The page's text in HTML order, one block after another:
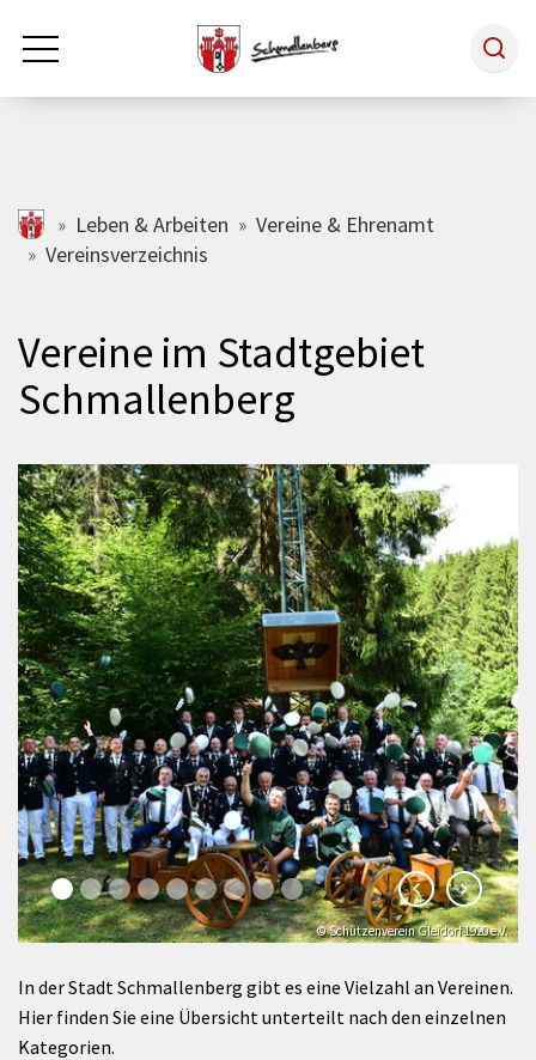
Zum Hauptinhalt springen
Rathaus & Politik
Tourismus
Wirtschaft
schmallenberg.de
Leben & Arbeiten
Vereine & Ehrenamt
Vereinsverzeichnis
Vereine im Stadtgebiet
Schmallenberg
© Schützenverein Gleidorf 1920 e.V.
In der Stadt Schmallenberg gibt es eine Vielzahl an Vereinen.
Hier finden Sie eine Übersicht unterteilt nach den einzelnen
Kategorien.